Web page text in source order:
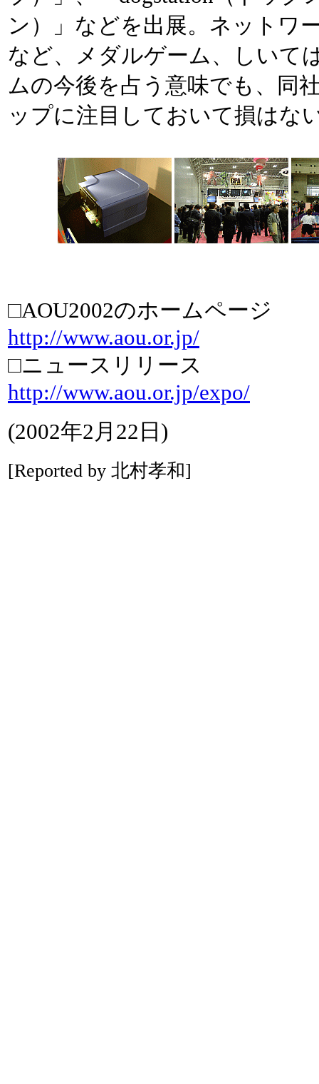
ン）」などを出展。ネットワ
など、メダルゲーム、しいて
ムの今後を占う意味でも、同
ップに注目しておいて損はな
□AOU2002のホームページ
http://www.aou.or.jp/
□ニュースリリース
http://www.aou.or.jp/expo/
(2002年2月22日)
[Reported by 北村孝和]